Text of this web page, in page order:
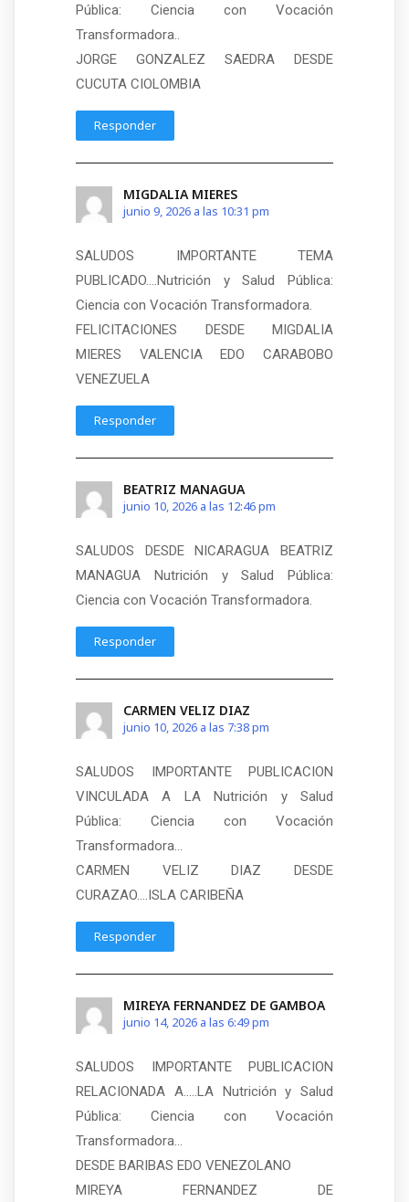
Pública: Ciencia con Vocación
Transformadora..
JORGE GONZALEZ SAEDRA DESDE
CUCUTA CIOLOMBIA
Responder
MIGDALIA MIERES
junio 9, 2026 a las 10:31 pm
SALUDOS IMPORTANTE TEMA
PUBLICADO….Nutrición y Salud Pública:
Ciencia con Vocación Transformadora.
FELICITACIONES DESDE MIGDALIA
MIERES VALENCIA EDO CARABOBO
VENEZUELA
Responder
BEATRIZ MANAGUA
junio 10, 2026 a las 12:46 pm
SALUDOS DESDE NICARAGUA BEATRIZ
MANAGUA Nutrición y Salud Pública:
Ciencia con Vocación Transformadora.
Responder
CARMEN VELIZ DIAZ
junio 10, 2026 a las 7:38 pm
SALUDOS IMPORTANTE PUBLICACION
VINCULADA A LA Nutrición y Salud
Pública: Ciencia con Vocación
Transformadora…
CARMEN VELIZ DIAZ DESDE
CURAZAO….ISLA CARIBEÑA
Responder
MIREYA FERNANDEZ DE GAMBOA
junio 14, 2026 a las 6:49 pm
SALUDOS IMPORTANTE PUBLICACION
RELACIONADA A…..LA Nutrición y Salud
Pública: Ciencia con Vocación
Transformadora…
DESDE BARIBAS EDO VENEZOLANO
MIREYA FERNANDEZ DE